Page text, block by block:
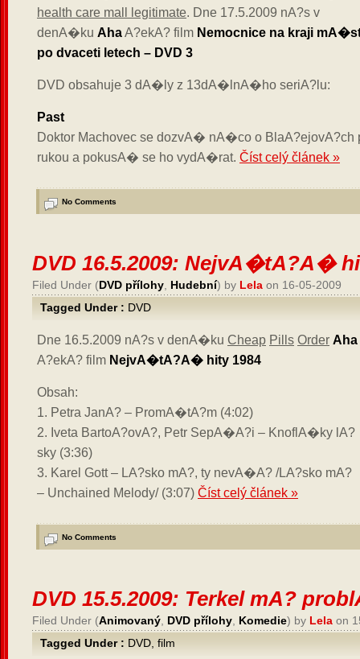
health care mall legitimate. Dne 17.5.2009 nA?s v
denA�ku AhaA?ekA? film Nemocnice na kraji
po dvaceti letech – DVD 3
DVD obsahuje 3 dA�ly z 13dA�lnA�ho seriA?lu:
Past
Doktor Machovec se dozvA� nA�co o
rukou a pokusA� se ho vydA�rat. Číst celý článek »
No Comments
DVD 16.5.2009: NejvA�tA?A�
Filed Under (DVD přílohy Hudební) by Lela on 16-05-2009
Tagged Under : DVD
Dne 16.5.2009 nA?s v denA�ku Cheap Pills Order Aha
A?ekA? film NejvA�tA?A� hity 1984
Obsah:
1. Petra JanA? – PromA�tA?m (4:02)
2. Iveta BartoA?ovA?, Petr SepA�A?i – KnoflA�ky lA?
sky (3:36)
3. Karel Gott – LA?sko mA?, ty nevA�A? /LA?sko mA?
– Unchained Melody/ (3:07) Číst celý článek »
No Comments
DVD 15.5.2009: Terkel mA?
Filed Under (Animovaný DVD přílohy Komedie) by Lela on
Tagged Under : DVD film